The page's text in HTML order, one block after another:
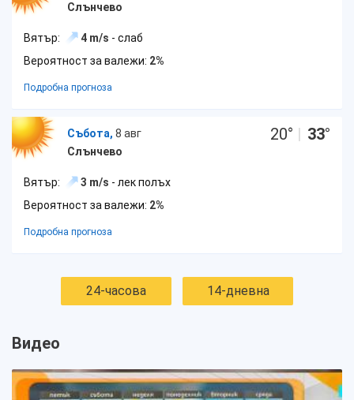
Слънчево
Вятър: 4 m/s - слаб
Вероятност за валежи: 2%
Подробна прогноза
Събота, 8 авг
Слънчево
20° | 33°
Вятър: 3 m/s - лек полъх
Вероятност за валежи: 2%
Подробна прогноза
24-часова 14-дневна
Видео